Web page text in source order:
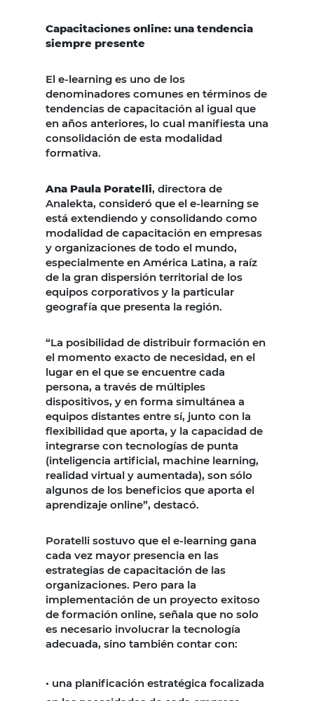
Capacitaciones online: una tendencia
siempre presente
El e-learning es uno de los
denominadores comunes en términos de
tendencias de capacitación al igual que
en años anteriores, lo cual manifiesta una
consolidación de esta modalidad
formativa.
Ana Paula Poratelli, directora de
Analekta, consideró que el e-learning se
está extendiendo y consolidando como
modalidad de capacitación en empresas
y organizaciones de todo el mundo,
especialmente en América Latina, a raíz
de la gran dispersión territorial de los
equipos corporativos y la particular
geografía que presenta la región.
“La posibilidad de distribuir formación en
el momento exacto de necesidad, en el
lugar en el que se encuentre cada
persona, a través de múltiples
dispositivos, y en forma simultánea a
equipos distantes entre sí, junto con la
flexibilidad que aporta, y la capacidad de
integrarse con tecnologías de punta
(inteligencia artificial, machine learning,
realidad virtual y aumentada), son sólo
algunos de los beneficios que aporta el
aprendizaje online”, destacó.
Poratelli sostuvo que el e-learning gana
cada vez mayor presencia en las
estrategias de capacitación de las
organizaciones. Pero para la
implementación de un proyecto exitoso
de formación online, señala que no solo
es necesario involucrar la tecnología
adecuada, sino también contar con:
• una planificación estratégica focalizada